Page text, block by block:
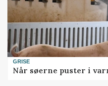
GRISE
Når søerne puster i